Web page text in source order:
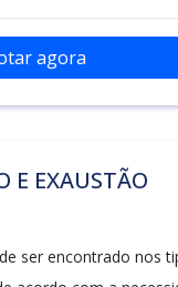
agora
E EXAUSTÃO
ser encontrado nos